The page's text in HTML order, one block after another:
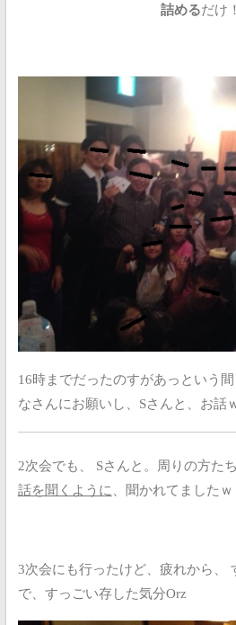
詰めるだけ！
16時までだったのすがあっという間
なさんにお願いし、Sさんと、お話
2次会でも、 Sさんと。周りの方たち
話を聞くように
、聞かれてましたｗ
3次会にも行ったけど、疲れから、
で、すっごい存した気分Orz